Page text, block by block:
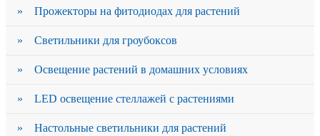
» Прожекторы на фитодиодах для растений
» Светильники для гроубоксов
» Освещение растений в домашних условиях
» LED освещение стеллажей с растениями
» Настольные светильники для растений